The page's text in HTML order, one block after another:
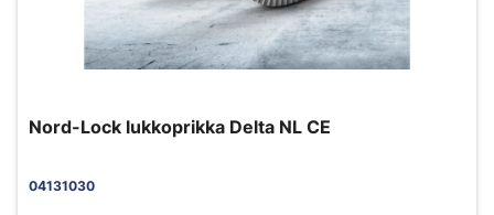
Nord-Lock lukkoprikka Delta NL CE
04131030